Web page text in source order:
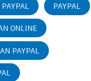
PAYPAL
ONLINE
PAYPAL